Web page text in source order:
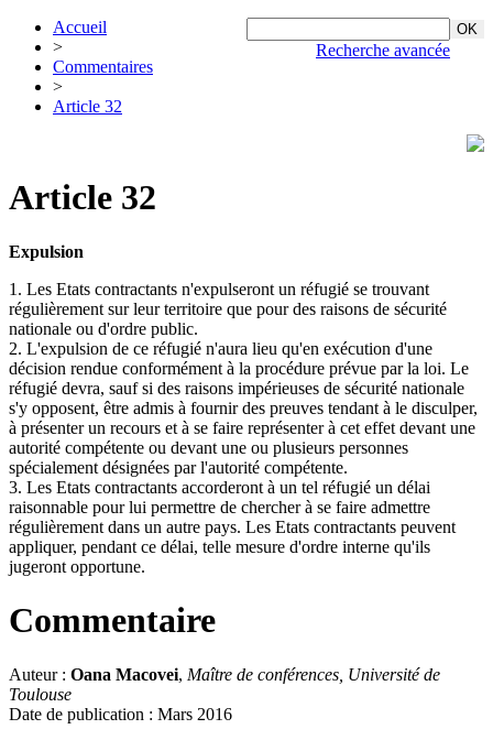
Recherche avancée
Accueil
>
Commentaires
>
Article 32
Article 32
Expulsion
1. Les Etats contractants n'expulseront un réfugié se trouvant
régulièrement sur leur territoire que pour des raisons de sécurité
nationale ou d'ordre public.
2. L'expulsion de ce réfugié n'aura lieu qu'en exécution d'une
décision rendue conformément à la procédure prévue par la loi. Le
réfugié devra, sauf si des raisons impérieuses de sécurité nationale
s'y opposent, être admis à fournir des preuves tendant à le disculper,
à présenter un recours et à se faire représenter à cet effet devant une
autorité compétente ou devant une ou plusieurs personnes
spécialement désignées par l'autorité compétente.
3. Les Etats contractants accorderont à un tel réfugié un délai
raisonnable pour lui permettre de chercher à se faire admettre
régulièrement dans un autre pays. Les Etats contractants peuvent
appliquer, pendant ce délai, telle mesure d'ordre interne qu'ils
jugeront opportune.
Commentaire
Auteur : Oana Macovei, Maître de conférences, Université de
Toulouse
Date de publication : Mars 2016